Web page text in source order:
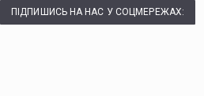
ПІДПИШИСЬ НА НАС У СОЦМЕРЕЖАХ: